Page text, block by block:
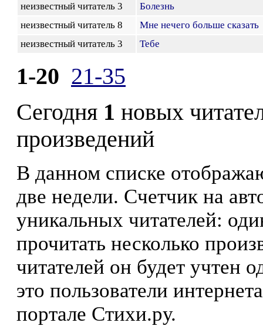
неизвестный читатель 3
Болезнь
неизвестный читатель 8
Мне нечего больше сказать
неизвестный читатель 3
Тебе
1-20 21-35
Сегодня 1 новых
произведений
В данном списке
две недели. Счетчик на
уникальных читателей:
прочитать несколько
читателей он будет учтен
это пользователи
портале Стихи.ру.